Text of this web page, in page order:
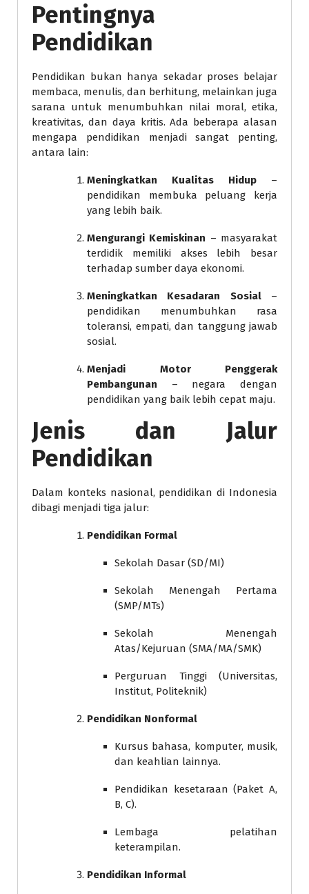
Pentingnya
Pendidikan
Pendidikan bukan hanya sekadar proses belajar
membaca, menulis, dan berhitung, melainkan juga
sarana untuk menumbuhkan nilai moral, etika,
kreativitas, dan daya kritis. Ada beberapa alasan
mengapa pendidikan menjadi sangat penting,
antara lain:
Meningkatkan Kualitas Hidup –
pendidikan membuka peluang kerja
yang lebih baik.
Mengurangi Kemiskinan – masyarakat
terdidik memiliki akses lebih besar
terhadap sumber daya ekonomi.
Meningkatkan Kesadaran Sosial–
pendidikan menumbuhkan rasa
toleransi, empati, dan tanggung jawab
sosial.
Menjadi Motor Penggerak
Pembangunan – negara dengan
pendidikan yang baik lebih cepat maju.
Jenis dan Jalur
Pendidikan
Dalam konteks nasional, pendidikan di Indonesia
dibagi menjadi tiga jalur:
Pendidikan Formal
Sekolah Dasar (SD/MI)
Sekolah Menengah Pertama
(SMP/MTs)
Sekolah Menengah
Atas/Kejuruan (SMA/MA/SMK)
Perguruan Tinggi (Universitas,
Institut, Politeknik)
Pendidikan Nonformal
Kursus bahasa, komputer, musik,
dan keahlian lainnya.
Pendidikan kesetaraan (Paket A,
B, C).
Lembaga pelatihan
keterampilan.
Pendidikan Informal